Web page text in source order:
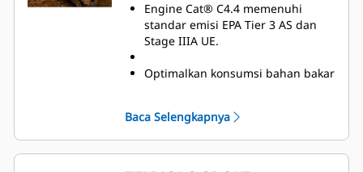
Engine Cat® C4.4 memenuhi
standar emisi EPA Tier 3 AS dan
Stage IIIA UE.
Optimalkan konsumsi bahan bakar
bakar kami yang efisien.
Kurangi konsumsi bahan bakar
Baca Selengkapnya